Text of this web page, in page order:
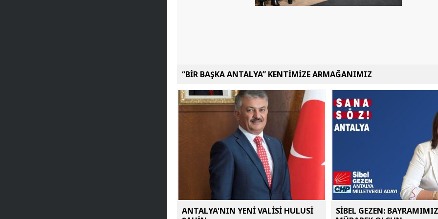
“BİR BAŞKA ANTALYA” KENTİMİZE ARMAĞANIMIZ
ANTALYA'NIN YENİ VALİSİ HULUSİ
SİBEL GEZEN: BAYRAMIMIZ